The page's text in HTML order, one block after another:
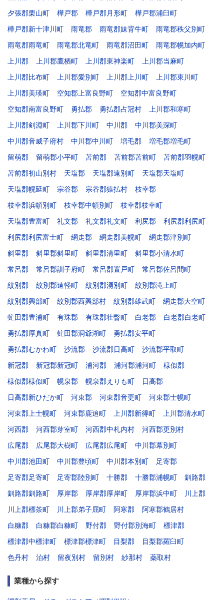
夕張郡栗山町
樺戸郡 樺戸郡月形町
樺戸郡浦臼町
樺戸郡新十津川町
雨竜郡 雨竜郡妹背牛町
雨竜郡秩父別町
雨竜郡雨竜町
雨竜郡北竜町 雨竜郡沼田町
雨竜郡幌加内町
上川郡
上川郡鷹栖町 上川郡東神楽町
上川郡当麻町
上川郡比布町
上川郡愛別町 上川郡上川町
上川郡東川町
上川郡美瑛町
空知郡上富良野町
空知郡中富良野町
空知郡南富良野町
勇払郡 勇払郡占冠村
上川郡和寒町
上川郡剣淵町
上川郡下川町 中川郡
中川郡美深町
中川郡音威子府村
中川郡中川町 増毛郡
増毛郡増毛町
留萌郡
留萌郡小平町 苫前郡 苫前郡苫前町
苫前郡羽幌町
苫前郡初山別村
天塩郡 天塩郡遠別町
天塩郡天塩町
天塩郡幌延町
宗谷郡 宗谷郡猿払村
枝幸郡
枝幸郡浜頓別町
枝幸郡中頓別町
枝幸郡枝幸町
天塩郡豊富町
礼文郡 礼文郡礼文町 利尻郡
利尻郡利尻町
利尻郡利尻富士町
網走郡 網走郡美幌町
網走郡津別町
斜里郡
斜里郡斜里町 斜里郡清里町
斜里郡小清水町
常呂郡
常呂郡訓子府町 常呂郡置戸町
常呂郡佐呂間町
紋別郡
紋別郡遠軽町 紋別郡湧別町
紋別郡滝上町
紋別郡興部町
紋別郡西興部村 紋別郡雄武町
網走郡大空町
虻田郡豊浦町
有珠郡 有珠郡壮瞥町 白老郡
白老郡白老町
勇払郡厚真町
虻田郡洞爺湖町
勇払郡安平町
勇払郡むかわ町
沙流郡 沙流郡日高町
沙流郡平取町
新冠郡
新冠郡新冠町 浦河郡 浦河郡浦河町
様似郡
様似郡様似町
幌泉郡 幌泉郡えりも町
日高郡
日高郡新ひだか町
河東郡 河東郡音更町
河東郡士幌町
河東郡上士幌町
河東郡鹿追町 上川郡新得町
上川郡清水町
河西郡
河西郡芽室町 河西郡中札内村
河西郡更別村
広尾郡
広尾郡大樹町 広尾郡広尾町
中川郡幕別町
中川郡池田町
中川郡豊頃町 中川郡本別町
足寄郡
足寄郡足寄町
足寄郡陸別町 十勝郡 十勝郡浦幌町
釧路郡
釧路郡釧路町
厚岸郡 厚岸郡厚岸町 厚岸郡浜中町
川上郡
川上郡標茶町
川上郡弟子屈町 阿寒郡
阿寒郡鶴居村
白糠郡
白糠郡白糠町 野付郡 野付郡別海町
標津郡
標津郡中標津町
標津郡標津町 目梨郡
目梨郡羅臼町
色丹村
泊村 留夜別村 留別村 紗那村 蘂取村
業種から探す